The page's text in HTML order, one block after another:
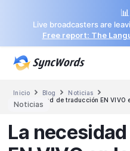
📊
Live broadcasters are
Free report: The
Inicio  Blog  Noticias 
La necesidad de traducción EN
Noticias
La